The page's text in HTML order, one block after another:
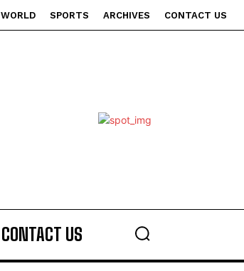
WORLD SPORTS ARCHIVES CONTACT US
CONTACT US